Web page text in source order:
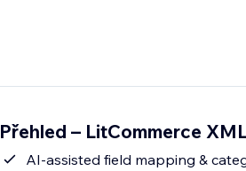
Přehled – LitCommerce
AI-assisted field mapping &